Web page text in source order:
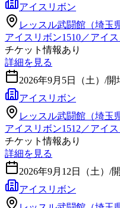
アイスリボン
レッスル武闘館（埼玉
アイスリボン1510／アイ
チケット情報あり
詳細を見る
2026年9月5日（土） /開
アイスリボン
レッスル武闘館（埼玉
アイスリボン1512／アイ
チケット情報あり
詳細を見る
2026年9月12日（土） /
アイスリボン